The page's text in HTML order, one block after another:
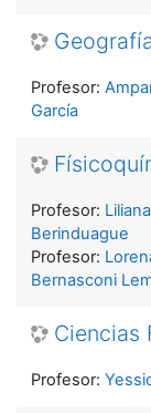
Profesor:
García
Profesor: Liliana
Berinduague
Profesor:
Bernasconi
Ciencias
Profesor: